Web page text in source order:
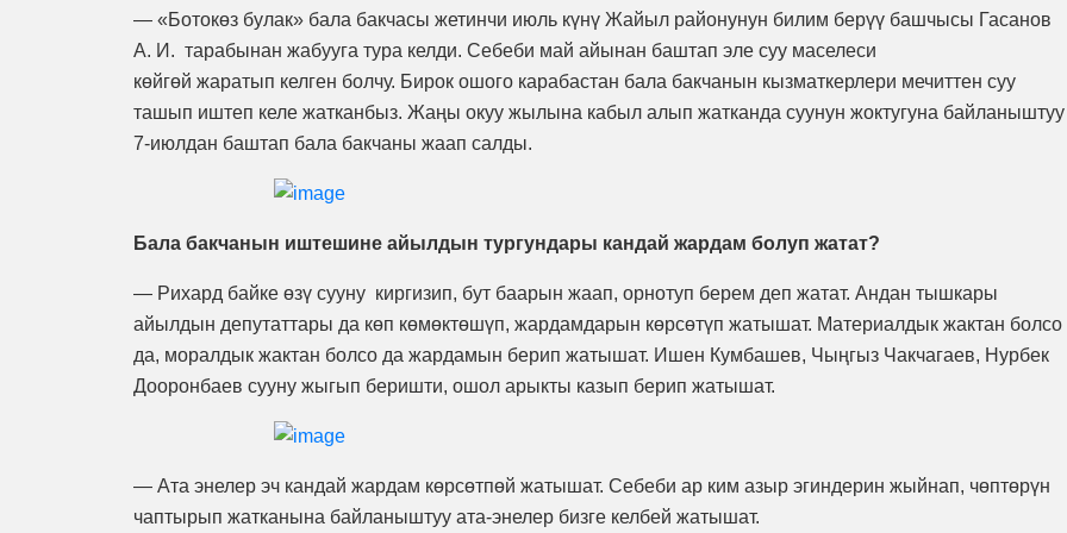
— «Ботокөз булак» бала бакчасы жетинчи июль күнү Жайыл районунун билим берүү башчысы Гасанов
А. И. тарабынан жабууга тура келди. Себеби май айынан баштап эле суу маселеси
көйгөй жаратып келген болчу. Бирок ошого карабастан бала бакчанын кызматкерлери мечиттен суу
ташып иштеп келе жатканбыз. Жаңы окуу жылына кабыл алып жатканда суунун жоктугуна байланыштуу
7-июлдан баштап бала бакчаны жаап салды.
Бала бакчанын иштешине айылдын тургундары кандай жардам болуп жатат?
— Рихард байке өзү сууну киргизип, бут баарын жаап, орнотуп берем деп жатат. Андан тышкары
айылдын депутаттары да көп көмөктөшүп, жардамдарын көрсөтүп жатышат. Материалдык жактан болсо
да, моралдык жактан болсо да жардамын берип жатышат. Ишен Кумбашев, Чыңгыз Чакчагаев, Нурбек
Дооронбаев сууну жыгып беришти, ошол арыкты казып берип жатышат.
— Ата энелер эч кандай жардам көрсөтпөй жатышат. Себеби ар ким азыр эгиндерин жыйнап, чөптөрүн
чаптырып жатканына байланыштуу ата-энелер бизге келбей жатышат.